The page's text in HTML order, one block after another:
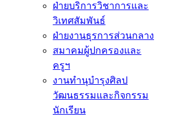
ฝ่ายบริการวิชาการและ
วิเทศสัมพันธ์
ฝ่ายงานธุรการส่วนกลาง
สมาคมผู้ปกครองและ
ครูฯ
งานทำนุบำรุงศิลป
วัฒนธรรมและกิจกรรม
นักเรียน